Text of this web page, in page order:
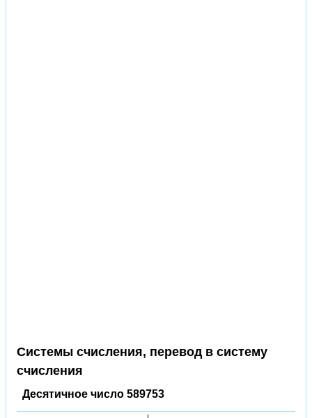
Системы счисления, перевод в систему
счисления
Десятичное число 589753